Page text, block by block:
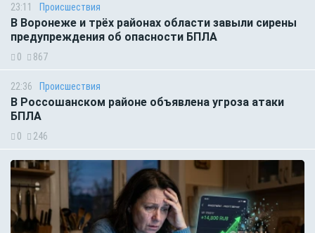
23:11 Происшествия
В Воронеже и трёх районах области завыли сирены
предупреждения об опасности БПЛА
0 867
22:36 Происшествия
В Россошанском районе объявлена угроза атаки
БПЛА
0 246